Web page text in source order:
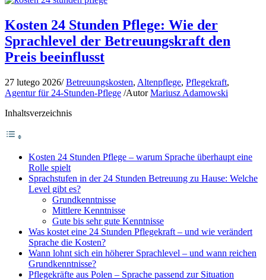
Kosten 24 Stunden Pflege: Wie der
Sprachlevel der Betreuungskraft den
Preis beeinflusst
27 lutego 2026/ Betreuungskosten, Altenpflege, Pflegekraft,
Agentur für 24-Stunden-Pflege /AutorMariusz Adamowski
Inhaltsverzeichnis
Kosten 24 Stunden Pflege – warum Sprache überhaupt eine
Rolle spielt
Sprachstufen in der 24 Stunden Betreuung zu Hause: Welche
Level gibt es?
Grundkenntnisse
Mittlere Kenntnisse
Gute bis sehr gute Kenntnisse
Was kostet eine 24 Stunden Pflegekraft – und wie verändert
Sprache die Kosten?
Wann lohnt sich ein höherer Sprachlevel – und wann reichen
Grundkenntnisse?
Pflegekräfte aus Polen – Sprache passend zur Situation